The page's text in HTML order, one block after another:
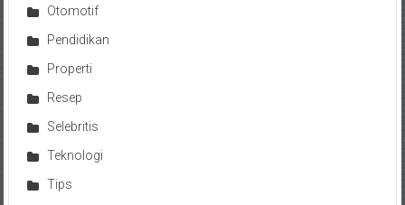
Otomotif
Pendidikan
Properti
Resep
Selebritis
Teknologi
Tips